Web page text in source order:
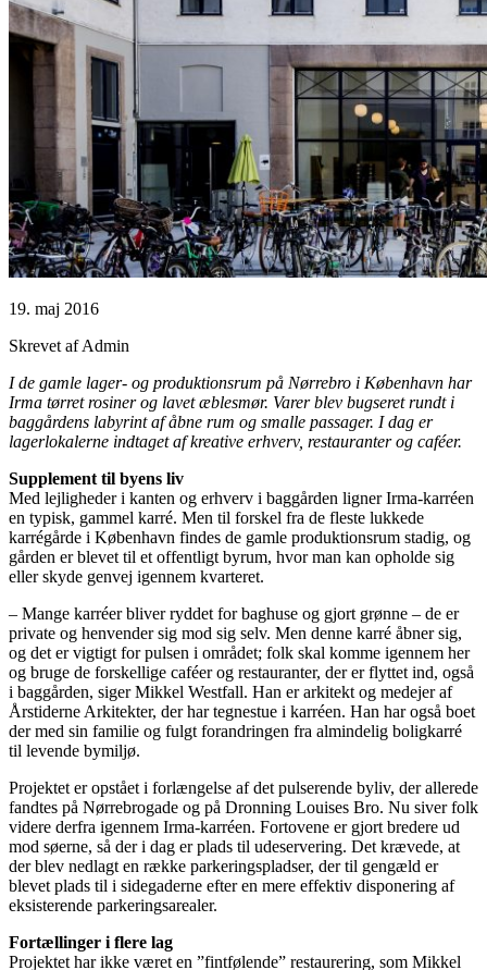
19. maj 2016
Skrevet af Admin
I de gamle lager- og produktionsrum på Nørrebro i København har
Irma tørret rosiner og lavet æblesmør. Varer blev bugseret rundt i
baggårdens labyrint af åbne rum og smalle passager. I dag er
lagerlokalerne indtaget af kreative erhverv, restauranter og caféer.
Supplement til byens liv
Med lejligheder i kanten og erhverv i baggården ligner Irma-karréen
en typisk, gammel karré. Men til forskel fra de fleste lukkede
karrégårde i København findes de gamle produktionsrum stadig, og
gården er blevet til et offentligt byrum, hvor man kan opholde sig
eller skyde genvej igennem kvarteret.
– Mange karréer bliver ryddet for baghuse og gjort grønne – de er
private og henvender sig mod sig selv. Men denne karré åbner sig,
og det er vigtigt for pulsen i området; folk skal komme igennem her
og bruge de forskellige caféer og restauranter, der er flyttet ind, også
i baggården, siger Mikkel Westfall. Han er arkitekt og medejer af
Årstiderne Arkitekter, der har tegnestue i karréen. Han har også boet
der med sin familie og fulgt forandringen fra almindelig boligkarré
til levende bymiljø.
Projektet er opstået i forlængelse af det pulserende byliv, der allerede
fandtes på Nørrebrogade og på Dronning Louises Bro. Nu siver folk
videre derfra igennem Irma-karréen. Fortovene er gjort bredere ud
mod søerne, så der i dag er plads til udeservering. Det krævede, at
der blev nedlagt en række parkeringspladser, der til gengæld er
blevet plads til i sidegaderne efter en mere effektiv disponering af
eksisterende parkeringsarealer.
Fortællinger i flere lag
Projektet har ikke været en ”fintfølende” restaurering, som Mikkel